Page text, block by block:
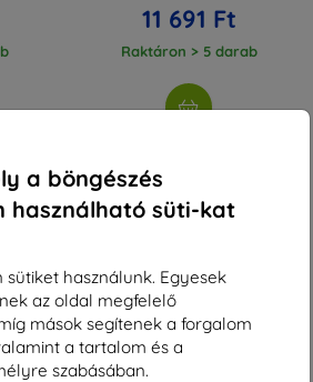
a böngészés
használható süti-kat
használunk. Egyesek
az oldal megfelelő
mások segítenek a forgalom
a tartalom és a
szabásában.
11 691 Ft
Raktáron > 5 darab
-10%